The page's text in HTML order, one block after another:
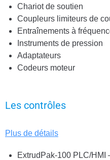
Chariot de soutien
Coupleurs limiteurs de
Entraînements à
Instruments de pression
Adaptateurs
Codeurs moteur
Les contrôles
Plus de détails
ExtrudPak-100 PLC/HMI